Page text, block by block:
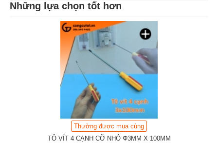
Những lựa chọn tốt hơn
Thường được mua cùng
TÔ VÍT 4 CẠNH CỠ NHỎ Φ3MM X 100MM